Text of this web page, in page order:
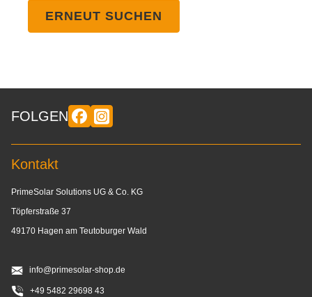
ERNEUT SUCHEN
FOLGEN
Kontakt
PrimeSolar Solutions UG & Co. KG
Töpferstraße 37
49170 Hagen am Teutoburger Wald
info@primesolar-shop.de
+49 5482 29698 43